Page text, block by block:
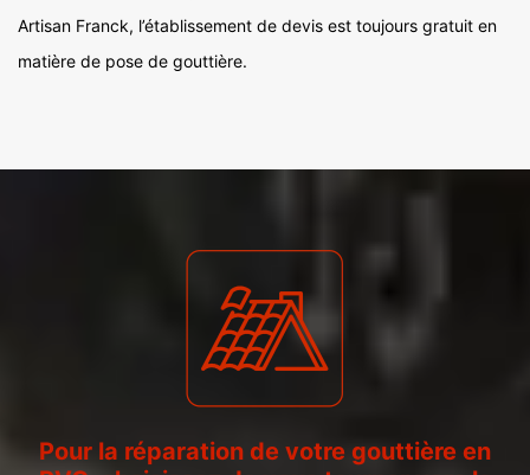
Artisan Franck, l’établissement de devis est toujours gratuit en
matière de pose de gouttière.
Pour la réparation de votre gouttière en